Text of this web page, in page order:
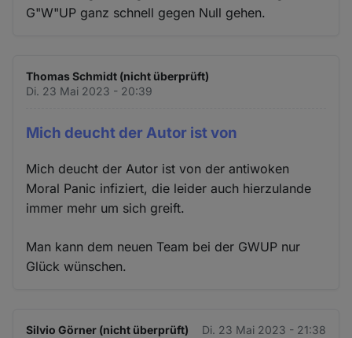
G"W"UP ganz schnell gegen Null gehen.
Thomas Schmidt (nicht überprüft)
Di. 23 Mai 2023 - 20:39
Mich deucht der Autor ist von
Mich deucht der Autor ist von der antiwoken
Moral Panic infiziert, die leider auch hierzulande
immer mehr um sich greift.
Man kann dem neuen Team bei der GWUP nur
Glück wünschen.
Silvio Görner (nicht überprüft) Di. 23 Mai 2023 - 21:38